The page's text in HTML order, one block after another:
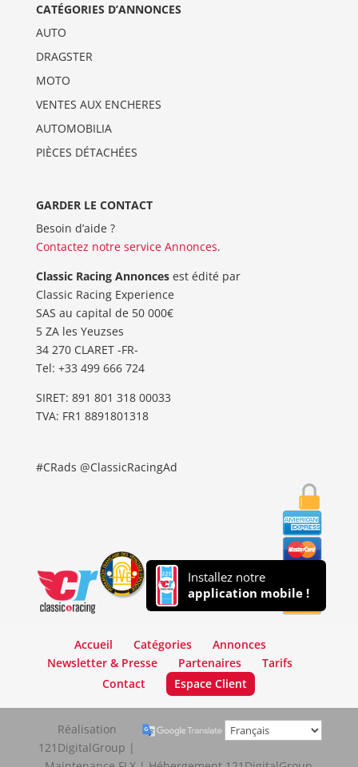
CATÉGORIES D’ANNONCES
AUTO
DRAGSTER
MOTO
VENTES AUX ENCHERES
AUTOMOBILIA
PIÈCES DÉTACHÉES
GARDER LE CONTACT
Besoin d’aide ?
Contactez notre service Annonces.
Classic Racing Annoncesest édité par
Classic Racing Experience
SAS au capital de 50 000€
5 ZA les Yeuzses
34 270 CLARET -FR-
Tel: ‭+33 499 666 724‬
SIRET: 891 801 318 00033
TVA: FR1 8891801318
#CRads @ClassicRacingAd
Installez notre
application mobile !
Accueil Catégories
Annonces
Newsletter & Presse
Partenaires
Tarifs
Contact
Espace Client
Réalisation
121DigitalGroup |